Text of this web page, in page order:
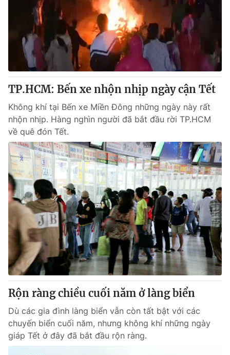
TP.HCM: Bến xe nhộn nhịp ngày cận Tết
Không khí tại Bến xe Miền Đông những ngày này rất
nhộn nhịp. Hàng nghìn người đã bắt đầu rời TP.HCM
về quê đón Tết.
Rộn ràng chiều cuối năm ở làng biển
Dù các gia đình làng biển vẫn còn tất bật với các
chuyến biển cuối năm, nhưng không khí những ngày
giáp Tết ở đây đã bắt đầu rộn ràng.